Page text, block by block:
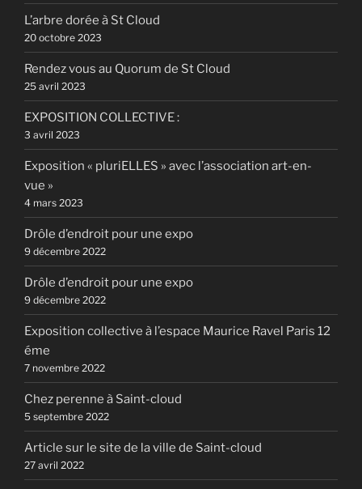
L’arbre dorée à St Cloud
20 octobre 2023
Rendez vous au Quorum de St Cloud
25 avril 2023
EXPOSITION COLLECTIVE :
3 avril 2023
Exposition « pluriELLES » avec l’association art-en-
vue »
4 mars 2023
Drôle d’endroit pour une expo
9 décembre 2022
Drôle d’endroit pour une expo
9 décembre 2022
Exposition collective à l’espace Maurice Ravel Paris 12
éme
7 novembre 2022
Chez perenne à Saint-cloud
5 septembre 2022
Article sur le site de la ville de Saint-cloud
27 avril 2022